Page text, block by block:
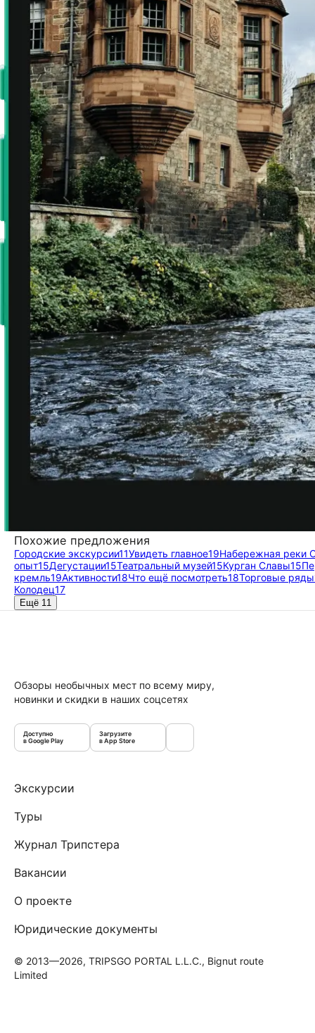
Похожие предложения
Городские экскурсии11Увидеть главное19Набережная реки
опыт15Дегустации15Театральный музей15Курган Славы15
кремль19Активности18Что ещё посмотреть18Торговые ряды
Колодец17
Ещё 11
Обзоры необычных мест по всему миру,
новинки и скидки в наших соцсетях
Доступно
в Google Play
Загрузите
в App Store
Экскурсии
Туры
Журнал Трипстера
Вакансии
О проекте
Юридические документы
© 2013—2026, TRIPSGO PORTAL L.L.C., Bignut route
Limited